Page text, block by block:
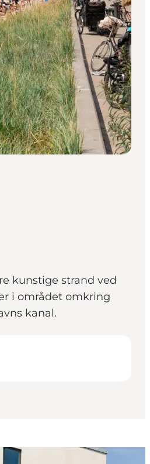
kunstige strand ved
i området omkring
kanal.